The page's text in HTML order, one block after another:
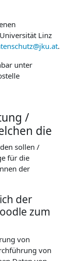
Linz
.
unter
/
die
sollen /
für die
der
der
zum
von
von